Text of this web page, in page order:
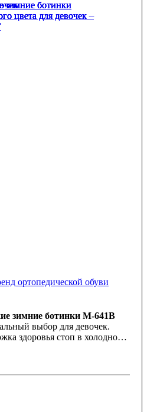
зимние ботинки М-641В
выбор для девочек.
здоровья стоп в холодное